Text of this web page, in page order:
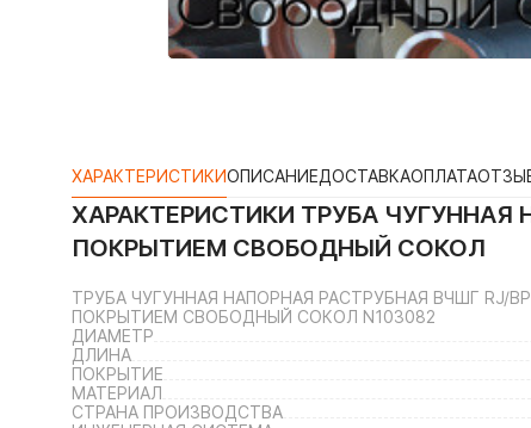
ХАРАКТЕРИСТИКИОПИСАНИЕДОСТАВКАОПЛАТА
ХАРАКТЕРИСТИКИ ТРУБА ЧУГУННАЯ
ПОКРЫТИЕМ СВОБОДНЫЙ СОКОЛ
ТРУБА ЧУГУННАЯ НАПОРНАЯ РАСТРУБНАЯ ВЧШГ RJ/
ПОКРЫТИЕМ СВОБОДНЫЙ СОКОЛ N103082
ДИАМЕТР
ДЛИНА
ПОКРЫТИЕ
МАТЕРИАЛ
СТРАНА ПРОИЗВОДСТВА